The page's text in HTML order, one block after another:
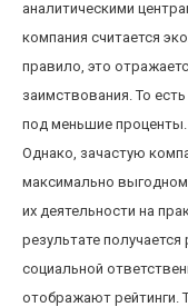
аналитическими
компания считается
правило, это
заимствования. То
под меньшие проценты.
Однако, зачастую
максимально
их деятельности на
результате
социальной
отображают рейтинги.